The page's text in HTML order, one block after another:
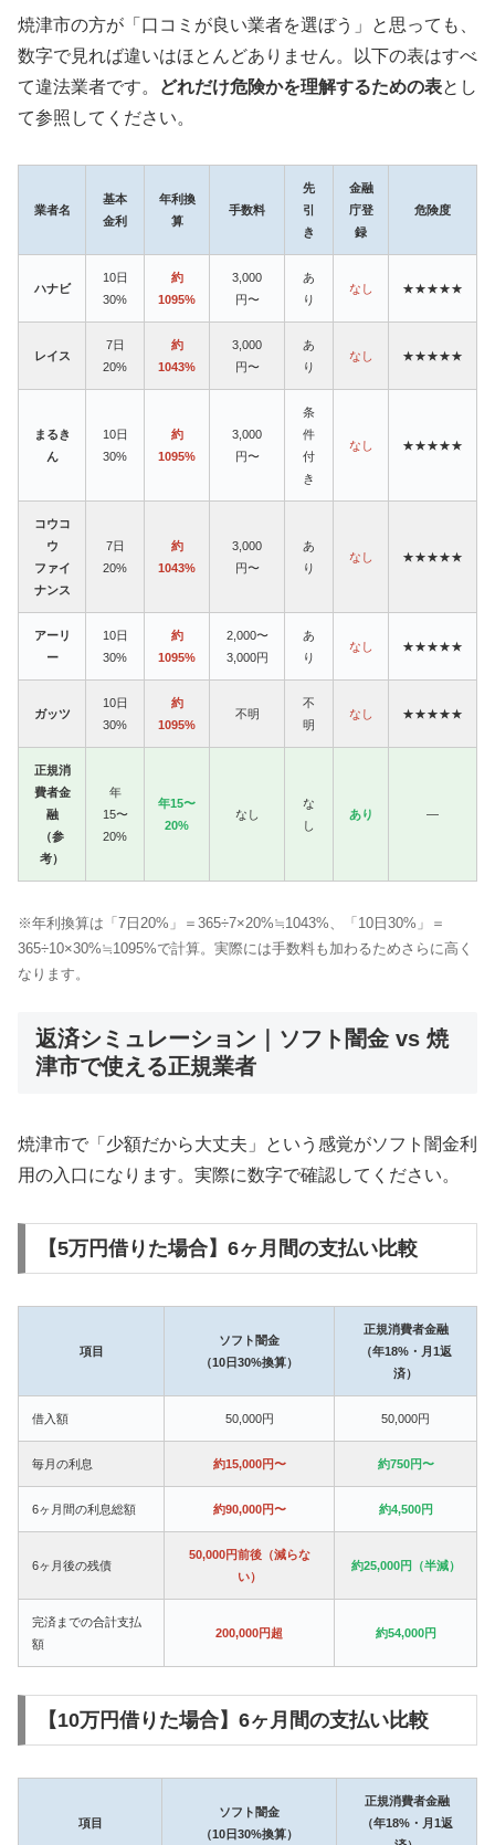
焼津市の方が「口コミが良い業者を選ぼう」と思っても、
数字で見れば違いはほとんどありません。以下の表はすべ
て違法業者です。
どれだけ危険かを理解するための表とし
て参照してください。
業者名
基本
金利
年利換
算
手数料
先
引
き
金融
庁登
録
危険度
ハナビ
10日
30%
約
1095%
3,000
円〜
あ
り
なし ★★★★★
レイス
7日
20%
約
1043%
3,000
円〜
あ
り
なし ★★★★★
まるき
ん
10日
30%
約
1095%
3,000
円〜
条
件
付
き
なし ★★★★★
コウコ
ウ
ファイ
ナンス
7日
20%
約
1043%
3,000
円〜
あ
り
なし ★★★★★
アーリ
ー
10日
30%
約
1095%
2,000〜
3,000円
あ
り
なし ★★★★★
ガッツ
10日
30%
約
1095%
不明
不
明
なし ★★★★★
正規消
費者金
融
（参
考）
年
15〜
20%
年15〜
20%
なし
な
し
あり —
※年利換算は「7日20%」＝365÷7×20%≒1043%、「10日30%」＝
365÷10×30%≒1095%で計算。実際には手数料も加わるためさらに高く
なります。
返済シミュレーション｜ソフト闇金 vs 焼
津市で使える正規業者
焼津市で「少額だから大丈夫」という感覚がソフト闇金利
用の入口になります。実際に数字で確認してください。
【5万円借りた場合】6ヶ月間の支払い比較
項目
ソフト闇金
（10日30%換算）
正規消費者金融
（年18%・月1返
済）
借入額 50,000円 50,000円
毎月の利息 約15,000円〜 約750円〜
6ヶ月間の利息総額 約90,000円〜 約4,500円
6ヶ月後の残債
50,000円前後（減らな
い）
約25,000円（半減）
完済までの合計支払
額
200,000円超 約54,000円
【10万円借りた場合】6ヶ月間の支払い比較
項目
ソフト闇金
（10日30%換算）
正規消費者金融
（年18%・月1返